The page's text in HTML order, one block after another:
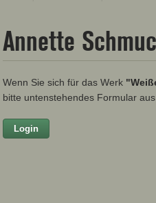
Der letzte Monat im Fokus
Alle Fokus-Werke
Fokus-Werke
Neue Werke – Auswahl
Annette
Wenn Sie sich für das Werk
bitte untenstehendes Formular
Login